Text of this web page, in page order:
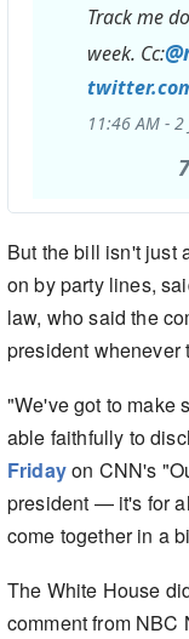
Track me
week. Cc:@
11:46 AM -
But the bill isn't just
on by party lines,
law, who said the
president whenever
"We've got to make
able faithfully to
Fridayon CNN's
president — it's for
come together in a
The White House
comment from NBC